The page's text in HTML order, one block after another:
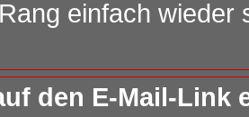
einfach wieder
den E-Mail-Link